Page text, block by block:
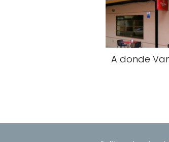
A donde